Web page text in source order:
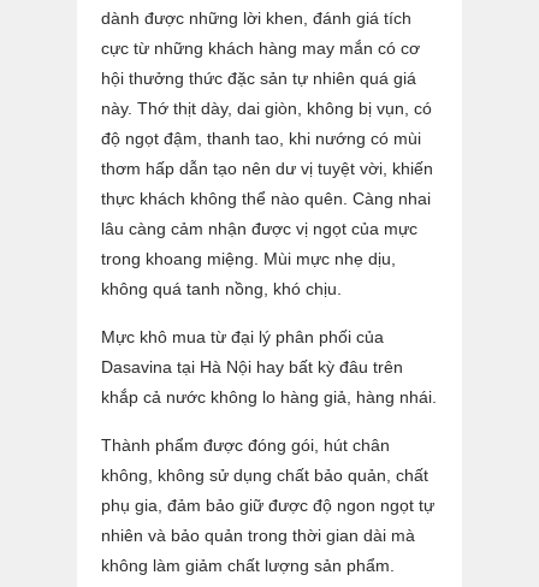
dành được những lời khen, đánh giá tích
cực từ những khách hàng may mắn có cơ
hội thưởng thức đặc sản tự nhiên quá giá
này. Thớ thịt dày, dai giòn, không bị vụn, có
độ ngọt đậm, thanh tao, khi nướng có mùi
thơm hấp dẫn tạo nên dư vị tuyệt vời, khiến
thực khách không thể nào quên. Càng nhai
lâu càng cảm nhận được vị ngọt của mực
trong khoang miệng. Mùi mực nhẹ dịu,
không quá tanh nồng, khó chịu.
Mực khô mua từ đại lý phân phối của
Dasavina tại Hà Nội hay bất kỳ đâu trên
khắp cả nước không lo hàng giả, hàng nhái.
Thành phẩm được đóng gói, hút chân
không, không sử dụng chất bảo quản, chất
phụ gia, đảm bảo giữ được độ ngon ngọt tự
nhiên và bảo quản trong thời gian dài mà
không làm giảm chất lượng sản phẩm.